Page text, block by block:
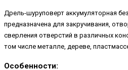
Дрель-шуруповерт аккумуляторная
предназначена для закручивания,
сверления отверстий в различных
том числе металле, дереве,
Особенности: